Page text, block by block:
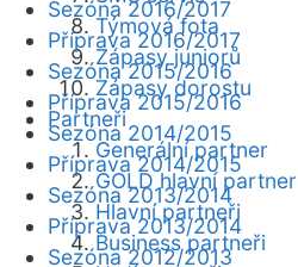
Týmová fota
Zápasy juniorů
Zápasy dorostu
Partneři
Generální partner
GOLD hlavní partner
Hlavní partneři
Business partneři
Sezóna 2016/2017
Příprava 2016/2017
Sezóna 2015/2016
Příprava 2015/2016
Sezóna 2014/2015
Příprava 2014/2015
Sezóna 2013/2014
Příprava 2013/2014
Sezóna 2012/2013